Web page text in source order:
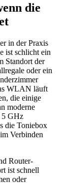
die
in der Praxis
ist schlicht ein
Standort der
oder ein
WLAN läuft
die einige
moderne
5 GHz
die Toniebox
Verbinden
Router-
ist schnell
oder